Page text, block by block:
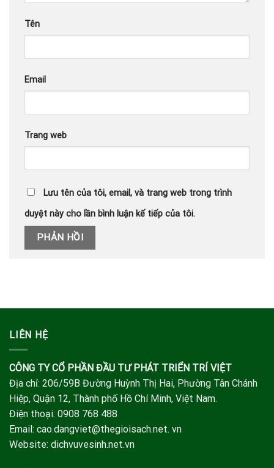
Tên
Email
Trang web
Lưu tên của tôi, email, và trang web trong trình
duyệt này cho lần bình luận kế tiếp của tôi.
LIÊN HỆ
CÔNG TY CỔ PHẦN ĐẦU TƯ PHÁT TRIỂN TRÍ VIỆT
Địa chỉ: 206/59B Đường Huỳnh Thị Hai, Phường Tân Chánh
Hiệp, Quận 12, Thành phố Hồ Chí Minh, Việt Nam.
Điện thoại: 0908 768 488
Email: cao.dangviet@thegioisach.net. vn
Website: dichvuvesinh.net.vn